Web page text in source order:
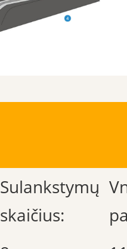
Sulankstymų
skaičius: